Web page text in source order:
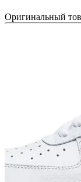
Оригинальный